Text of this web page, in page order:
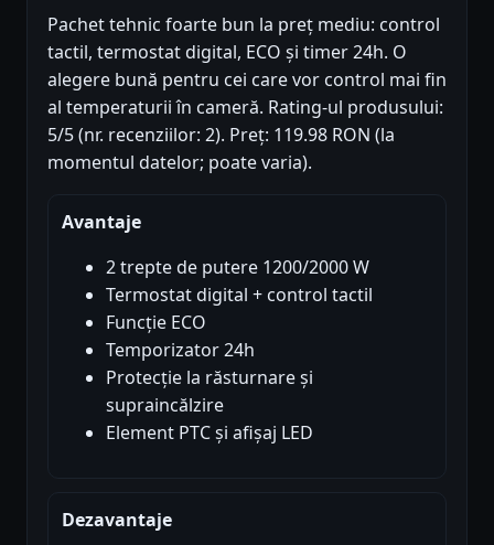
Pachet tehnic foarte bun la preț mediu: control
tactil, termostat digital, ECO și timer 24h. O
alegere bună pentru cei care vor control mai fin
al temperaturii în cameră. Rating-ul produsului:
5/5 (nr. recenziilor: 2). Preț: 119.98 RON (la
momentul datelor; poate varia).
Avantaje
2 trepte de putere 1200/2000 W
Termostat digital + control tactil
Funcție ECO
Temporizator 24h
Protecție la răsturnare și
supraincălzire
Element PTC și afișaj LED
Dezavantaje